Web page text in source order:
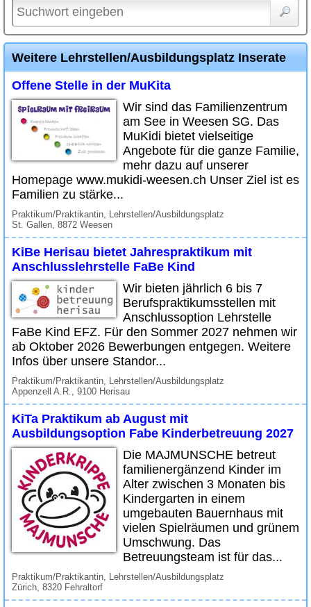
Weitere Lehrstellen/Ausbildungsplatz Inserate
Offene Stelle in der MuKita
Wir sind das Familienzentrum
am See in Weesen SG. Das
MuKidi bietet vielseitige
Angebote für die ganze Familie,
mehr dazu auf unserer
Homepage www.mukidi-weesen.ch Unser Ziel ist es
Familien zu stärke...
Praktikum/Praktikantin, Lehrstellen/Ausbildungsplatz
St. Gallen, 8872 Weesen
KiBe Herisau bietet Jahrespraktikum mit
Anschlusslehrstelle FaBe Kind
Wir bieten jährlich 6 bis 7
Berufspraktikumsstellen mit
Anschlussoption Lehrstelle
FaBe Kind EFZ. Für den Sommer 2027 nehmen wir
ab Oktober 2026 Bewerbungen entgegen. Weitere
Infos über unsere Standor...
Praktikum/Praktikantin, Lehrstellen/Ausbildungsplatz
Appenzell A.R., 9100 Herisau
KiTa Praktikum ab August mit
Ausbildungsoption Fabe Kinderbetreuung 2027
Die MAJMUNSCHE betreut
familienergänzend Kinder im
Alter zwischen 3 Monaten bis
Kindergarten in einem
umgebauten Bauernhaus mit
vielen Spielräumen und grünem
Umschwung. Das
Betreuungsteam ist für das...
Praktikum/Praktikantin, Lehrstellen/Ausbildungsplatz
Zürich, 8320 Fehraltorf